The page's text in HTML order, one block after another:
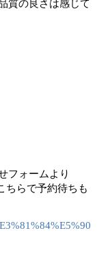
質の良さは感じて
フォームより
ちらで予約待ちも